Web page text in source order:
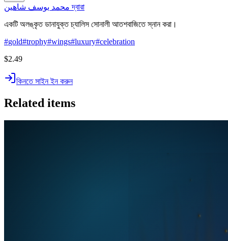
محمد يوسف شاهين দ্বারা
একটি অলঙ্কৃত ডানাযুক্ত চ্যালিস সোনালী আতশবাজিতে স্নান করা।
#gold#trophy#wings#luxury#celebration
$2.49
কিনতে সাইন ইন করুন
Related items